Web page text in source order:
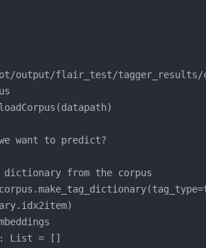
output/flair_test/tagger_results/
want to predict?
dictionary from the corpus
List = []